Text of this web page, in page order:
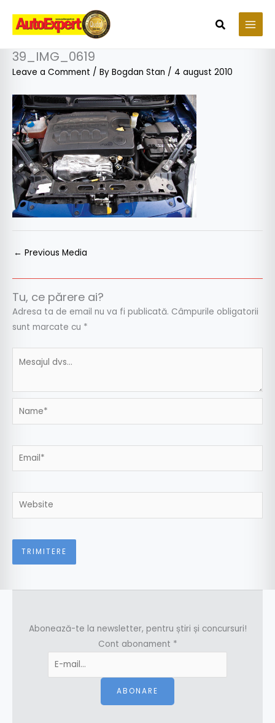
content
Search
39_IMG_0619
Leave a Comment / By Bogdan Stan / 4 august 2010
← Previous Media
Tu, ce părere ai?
Adresa ta de email nu va fi publicată. Câmpurile obligatorii
sunt marcate cu *
Name*
Email*
Website
Abonează-te la newsletter, pentru știri și concursuri!
Cont abonament *
ABONARE